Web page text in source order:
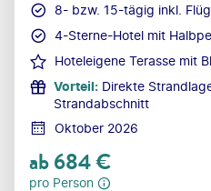
8- bzw. 15-tägig inkl.
4-Sterne-Hotel mit
Hoteleigene Terasse mit
Vorteil: Direkte
Strandabschnitt
Oktober 2026
ab684€
pro Person